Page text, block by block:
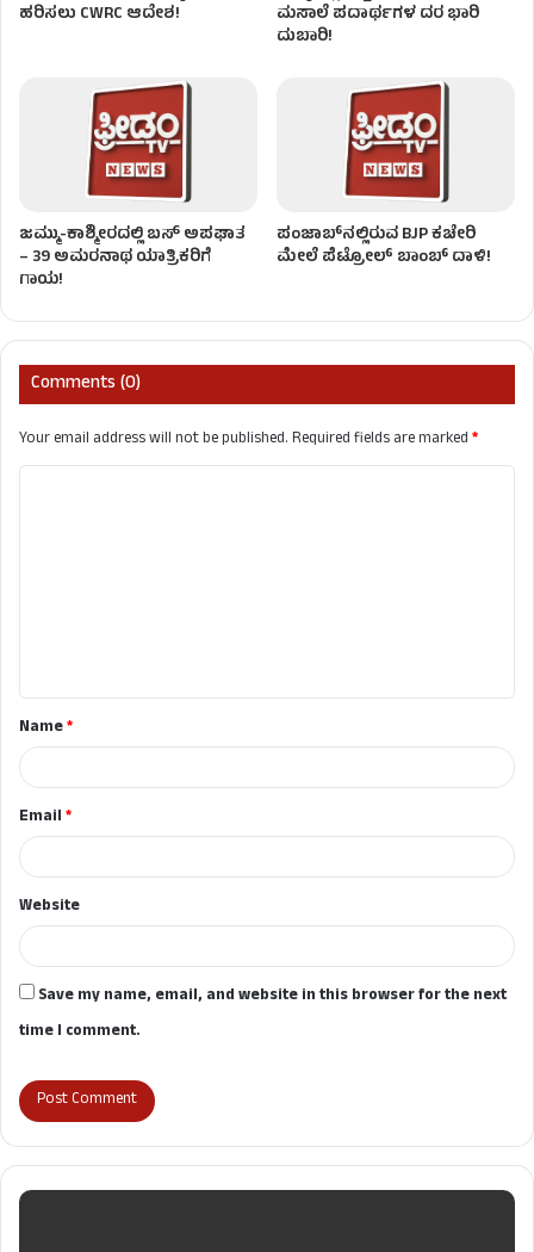
ಹರಿಸಲು CWRC ಆದೇಶ!
ಮಸಾಲೆ ಪದಾರ್ಥಗಳ ದರ ಭಾರಿ
ದುಬಾರಿ!
ಜಮ್ಮು-ಕಾಶ್ಮೀರದಲ್ಲಿ ಬಸ್ ಅಪಘಾತ
– 39 ಅಮರನಾಥ ಯಾತ್ರಿಕರಿಗೆ
ಗಾಯ!
ಪಂಜಾಬ್‌ನಲ್ಲಿರುವ BJP ಕಚೇರಿ
ಮೇಲೆ ಪೆಟ್ರೋಲ್ ಬಾಂಬ್ ದಾಳಿ!
Comments (0)
Your email address will not be published.Required fields are marked*
t
*Name*
Email*
Website
Save my name, email, and website in this browser for the next
time I comment.